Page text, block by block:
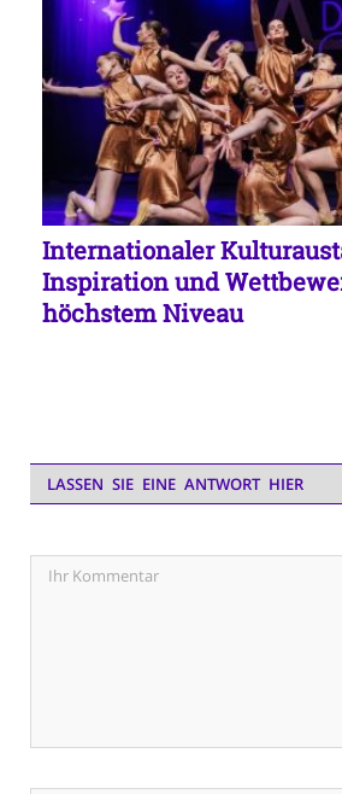
Internationaler
Inspiration und
höchstem Niveau
LASSEN SIE EINE ANTWORT HIER